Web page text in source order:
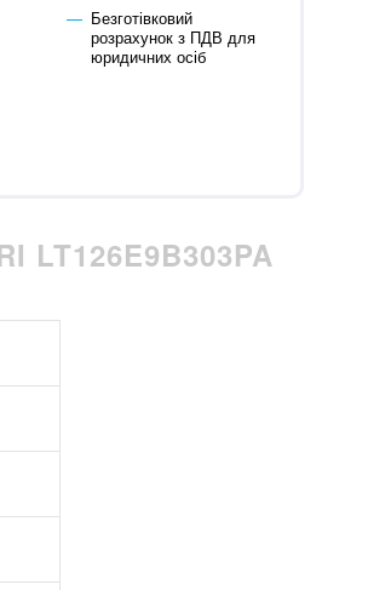
Безготівковий
розрахунок з ПДВ для
юридичних осіб
LT126E9B303PA